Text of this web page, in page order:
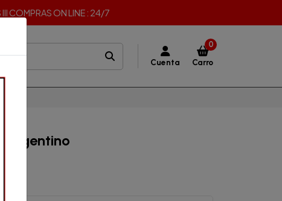
COMPRAS ON LINE : 24/7
Cuenta
0
Carro
Argentino